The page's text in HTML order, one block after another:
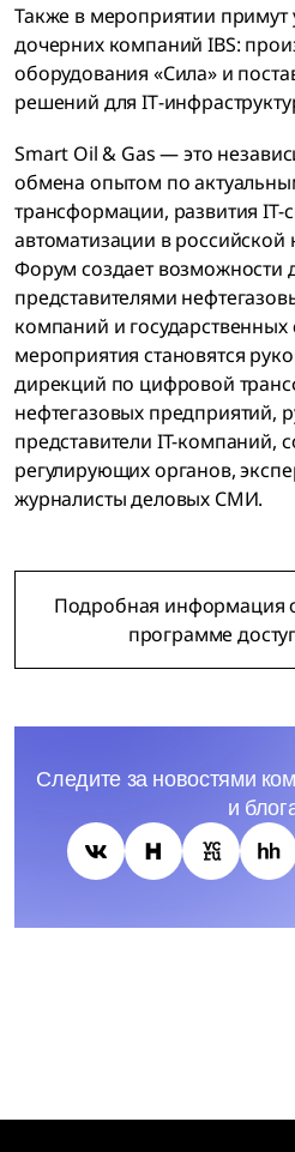
Также в мероприятии примут
дочерних компаний IBS:
оборудования «Сила» и
решений для IТ-
Smart Oil & Gas — это
обмена опытом по
трансформации, развития
автоматизации в российской
Форум создает возможности
представителями
компаний и государственных
мероприятия становятся
дирекций по цифровой
нефтегазовых предприятий,
представители IT-компаний,
регулирующих органов,
журналисты деловых СМИ.
Подробная информация
программе
Следите за новостями
и